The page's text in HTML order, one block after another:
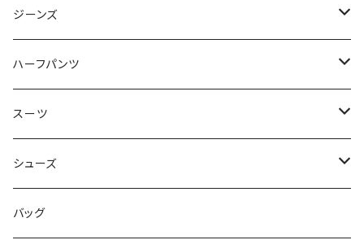
50/XL～
48/L
50/XL～
46/M
48/L
50/XL～
～44/S
46/M
48/L
50/XL～
ジーンズ
～44/S
46/M
48/L
50/XL～
ハーフパンツ
～44/S
46/M
48/L
スーツ
～44/S
46/M
シューズ
～25.5cm
バッグ